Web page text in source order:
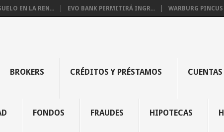
EN LA REN... EVO BANK PERMITIRÁ INGR... WARBURG PINCUS
BROKERS CRÉDITOS Y PRÉSTAMOS
FONDOS FRAUDES HIPOTECAS